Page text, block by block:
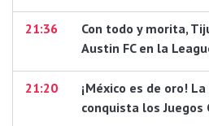
21:36
Con todo y morita,
Austin FC en la
21:20
¡México es de oro!
conquista los Juegos